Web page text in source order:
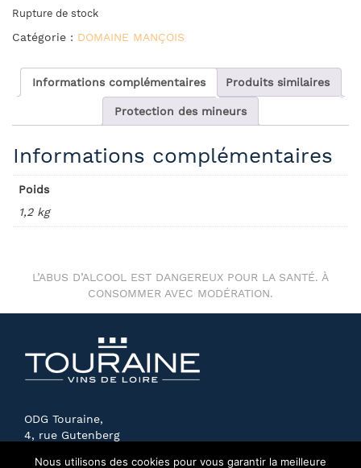
Rupture de stock
Catégorie : DOMAINE MANÇOIS
Informations complémentaires Produits similaires
Protection des mineurs
Informations complémentaires
Poids
1,2 kg
L’ABUS D’ALCOOL EST DANGEREUX POUR LA SANTÉ. À
CONSOMMER AVEC MODÉRATION.
ODG Touraine,
4, rue Gutenberg
Nous utilisons des cookies pour vous garantir la meilleure